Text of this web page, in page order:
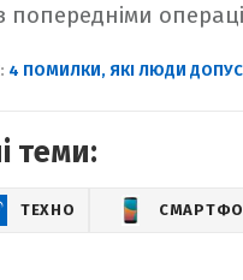
з попередніми
4 ПОМИЛКИ, ЯКІ ЛЮДИ
теми:
ТЕХНО